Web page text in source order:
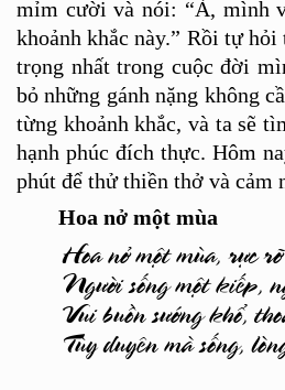
mỉm cười và nói: “À, mình
khoảnh khắc này.” Rồi tự
trọng nhất trong cuộc đời mì
bỏ những gánh nặng không cầ
từng khoảnh khắc, và ta sẽ tì
hạnh phúc đích thực. Hôm
phút để thửthiền thở và cảm
Hoa nở một mùa
Hoa nở một mùa, rực
Người sống một kiếp,
Vui buồn sướng khổ,
Tùy duyên mà sống,